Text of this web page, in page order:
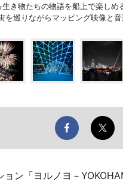
生き物たちの物語を船上で楽し
巡りながらマッピング映像と音
ン「ヨルノヨ－